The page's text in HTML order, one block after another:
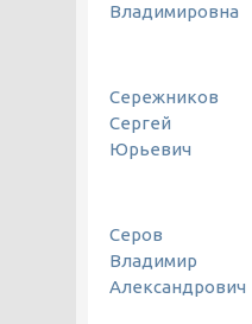
Владимировна
Сережников
Сергей
Юрьевич
Серов
Владимир
Александрович